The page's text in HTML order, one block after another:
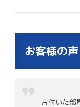
お客様の声
片付いた部